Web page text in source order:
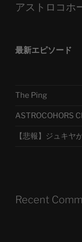
アストロコホ
最新エピソード
The Ping
ASTROCOHORS
【悲報】ジュキヤ
Recent